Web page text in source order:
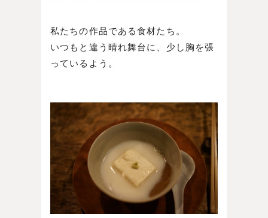
私たちの作品である食材たち。
いつもと違う晴れ舞台に、少し胸を張
っているよう。